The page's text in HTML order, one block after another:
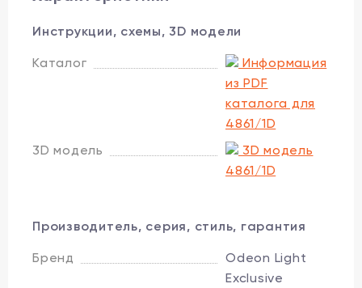
Инструкции, схемы, 3D модели
Каталог
Информация
из PDF
каталога для
4861/1D
3D модель
3D модель
4861/1D
Производитель, серия, стиль, гарантия
Бренд
Odeon Light
Exclusive